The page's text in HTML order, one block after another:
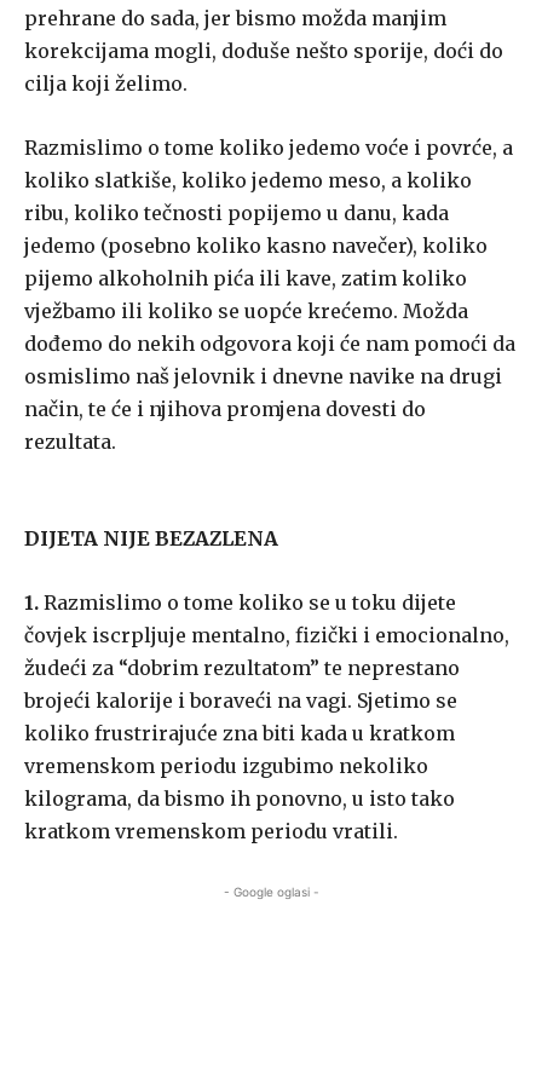
prehrane do sada, jer bismo možda manjim
korekcijama mogli, doduše nešto sporije, doći do
cilja koji želimo.
Razmislimo o tome koliko jedemo voće i povrće, a
koliko slatkiše, koliko jedemo meso, a koliko
ribu, koliko tečnosti popijemo u danu, kada
jedemo (posebno koliko kasno navečer), koliko
pijemo alkoholnih pića ili kave, zatim koliko
vježbamo ili koliko se uopće krećemo. Možda
dođemo do nekih odgovora koji će nam pomoći da
osmislimo naš jelovnik i dnevne navike na drugi
način, te će i njihova promjena dovesti do
rezultata.
DIJETA NIJE BEZAZLENA
1. Razmislimo o tome koliko se u toku dijete
čovjek iscrpljuje mentalno, fizički i emocionalno,
žudeći za “dobrim rezultatom” te neprestano
brojeći kalorije i boraveći na vagi. Sjetimo se
koliko frustrirajuće zna biti kada u kratkom
vremenskom periodu izgubimo nekoliko
kilograma, da bismo ih ponovno, u isto tako
kratkom vremenskom periodu vratili.
- Google oglasi -